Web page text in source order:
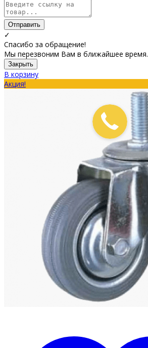
Отправить
✓
Спасибо за обращение!
Мы перезвоним Вам в ближайшее время.
Закрыть
В корзину
Акция!